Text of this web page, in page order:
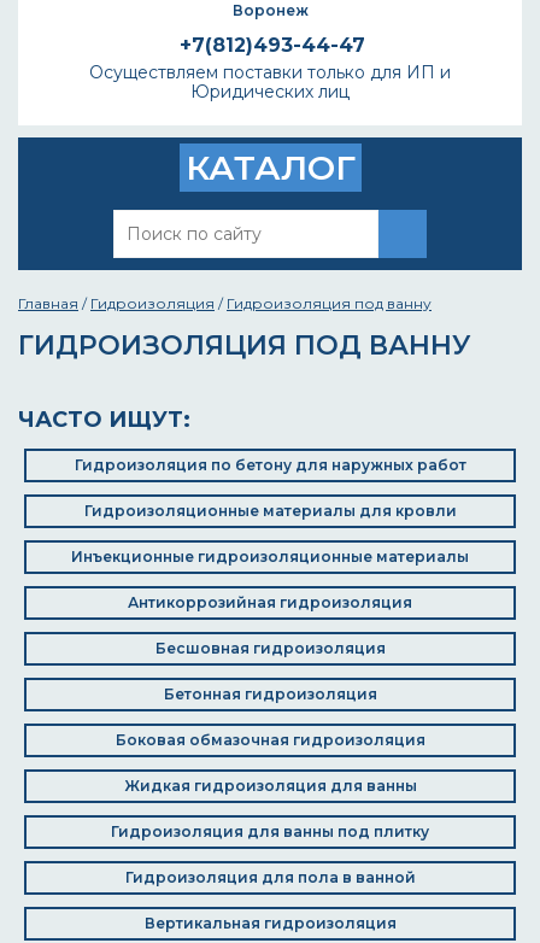
Воронеж
+7(812)493-44-47
Осуществляем поставки только для ИП и
Юридических лиц
КАТАЛОГ
Главная / Гидроизоляция / Гидроизоляция под ванну
ГИДРОИЗОЛЯЦИЯ ПОД ВАННУ
ЧАСТО ИЩУТ:
Гидроизоляция по бетону для наружных работ
Гидроизоляционные материалы для кровли
Инъекционные гидроизоляционные материалы
Антикоррозийная гидроизоляция
Бесшовная гидроизоляция
Бетонная гидроизоляция
Боковая обмазочная гидроизоляция
Жидкая гидроизоляция для ванны
Гидроизоляция для ванны под плитку
Гидроизоляция для пола в ванной
Вертикальная гидроизоляция